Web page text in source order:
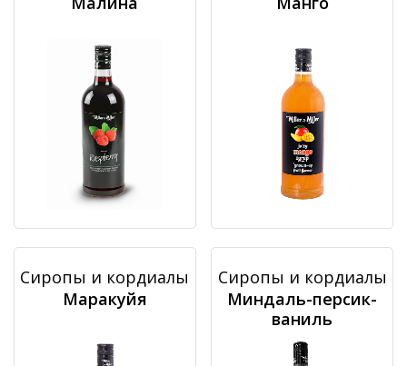
Сиропы и кордиалы
Маракуйя
Сиропы и кордиалы
Миндаль-персик-
ваниль